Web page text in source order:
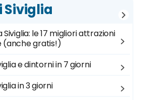
Siviglia
le 17 migliori attrazioni
(anche gratis!)
e dintorni in 7 giorni
in 3 giorni